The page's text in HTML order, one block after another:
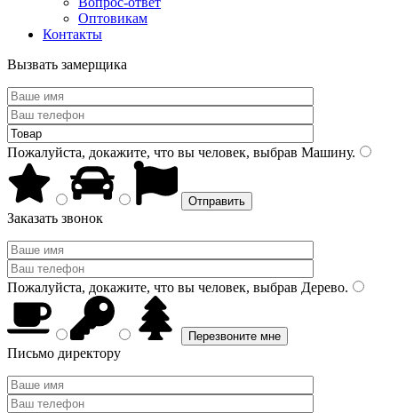
Оптовикам
Контакты
Вызвать замерщика
Пожалуйста, докажите, что вы человек, выбрав Машину.
Заказать звонок
Пожалуйста, докажите, что вы человек, выбрав Дерево.
Письмо директору